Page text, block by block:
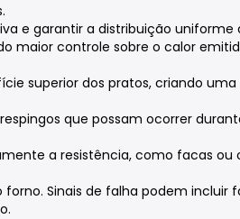
e garantir a distribuição uniforme
maior controle sobre o calor
superior dos pratos, criando
que possam ocorrer
a resistência, como facas ou
Sinais de falha podem incluir